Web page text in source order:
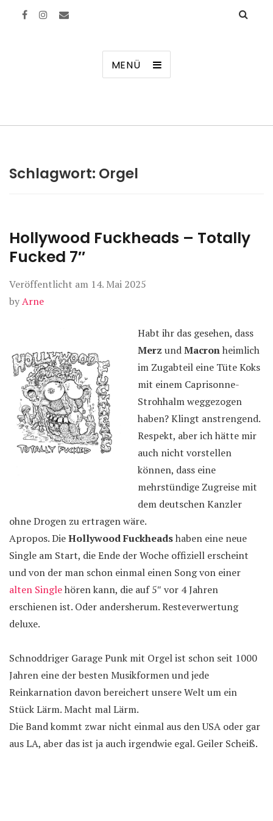
MENÜ
Schlagwort: Orgel
Hollywood Fuckheads – Totally
Fucked 7″
Veröffentlicht am 14. Mai 2025
byArne
Habt ihr das gesehen, dass
Merz undMacronheimlich
im Zugabteil eine Tüte Koks
mit einem Caprisonne-
Strohhalm weggezogen
haben? Klingt anstrengend.
Respekt, aber ich hätte mir
auch nicht vorstellen
können, dass eine
mehrstündige Zugreise mit
dem deutschen Kanzler
ohne Drogen zu ertragen wäre.
Apropos. DieHollywood Fuckheadshaben eine neue
Single am Start, die Ende der Woche offiziell erscheint
und von der man schon einmal einen Song von einer
alten Singlehören kann, die auf 5″ vor 4 Jahren
erschienen ist. Oder andersherum. Resteverwertung
deluxe.
Schnoddriger Garage Punk mit Orgel ist schon seit 1000
Jahren eine der besten Musikformen und jede
Reinkarnation davon bereichert unsere Welt um ein
Stück Lärm. Macht mal Lärm.
Die Band kommt zwar nicht einmal aus den USA oder gar
aus LA, aber das ist ja auch irgendwie egal. Geiler Scheiß.